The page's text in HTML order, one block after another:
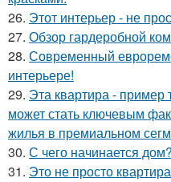
26. Этот интерьер - не
27. Обзор гардеробной
28. Современный
интерьере!
29. Эта квартира - пример
может стать ключевым
жилья в премиальном
30. С чего начинается дом?
31. Это не просто